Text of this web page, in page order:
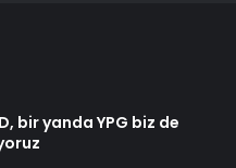
bir yanda YPG biz de